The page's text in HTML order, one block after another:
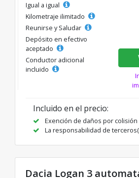
Igual a igual
Kilometraje ilimitado
Reunirse y Saludar
Depósito en efectivo
aceptado
Conductor adicional
incluido
Incluido en el precio:
Exención de daños por colisión
La responsabilidad de
Dacia Logan 3